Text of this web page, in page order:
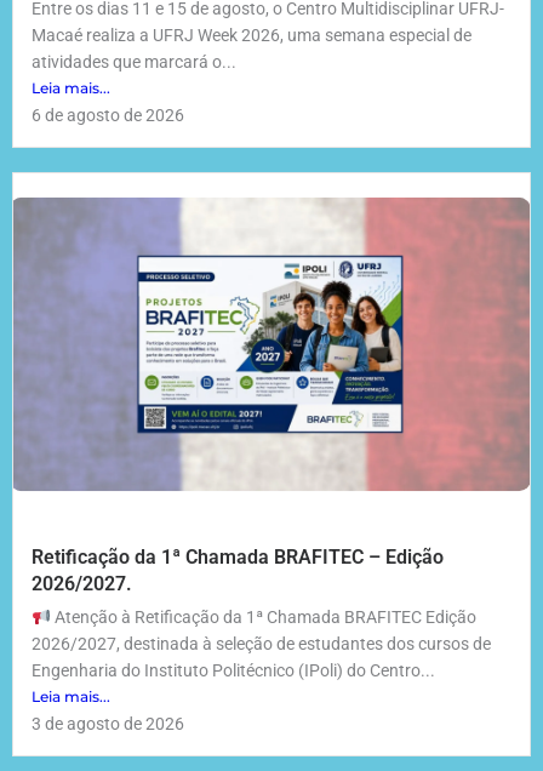
Entre os dias 11 e 15 de agosto, o Centro Multidisciplinar UFRJ-
Macaé realiza a UFRJ Week 2026, uma semana especial de
atividades que marcará o...
Leia mais...
6 de agosto de 2026
Retificação da 1ª Chamada BRAFITEC – Edição
2026/2027.
Atenção à Retificação da 1ª Chamada BRAFITEC Edição
2026/2027, destinada à seleção de estudantes dos cursos de
Engenharia do Instituto Politécnico (IPoli) do Centro...
Leia mais...
3 de agosto de 2026